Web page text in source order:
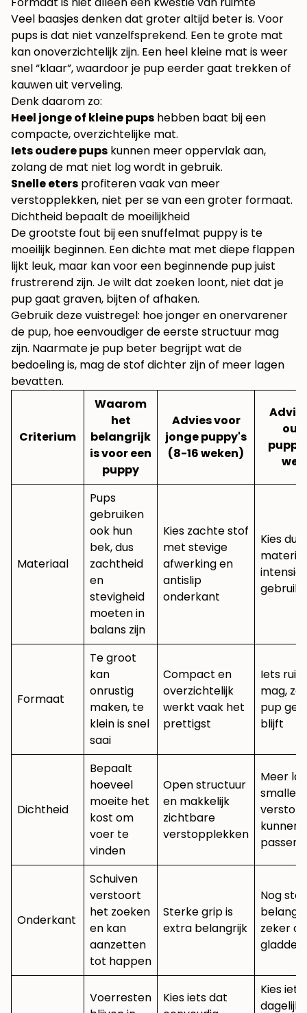
Veel baasjes denken dat groter altijd beter is. Voor
pups is dat niet vanzelfsprekend. Een te grote mat
kan onoverzichtelijk zijn. Een heel kleine mat is weer
snel “klaar”, waardoor je pup eerder gaat trekken of
kauwen uit verveling.
Denk daarom zo:
Heel jonge of kleine pups hebben baat bij een
compacte, overzichtelijke mat.
Iets oudere pups kunnen meer oppervlak aan,
zolang de mat niet log wordt in gebruik.
Snelle eters profiteren vaak van meer
verstopplekken, niet per se van een groter formaat.
Dichtheid bepaalt de moeilijkheid
De grootste fout bij een snuffelmat puppy is te
moeilijk beginnen. Een dichte mat met diepe flappen
lijkt leuk, maar kan voor een beginnende pup juist
frustrerend zijn. Je wilt dat zoeken loont, niet dat je
pup gaat graven, bijten of afhaken.
Gebruik deze vuistregel: hoe jonger en onervarener
de pup, hoe eenvoudiger de eerste structuur mag
zijn. Naarmate je pup beter begrijpt wat de
bedoeling is, mag de stof dichter zijn of meer lagen
bevatten.
Criterium
Waarom
het
belangrijk
is voor een
puppy
Advies voor
jonge puppy's
(8-16 weken)
Materiaal
Pups
gebruiken
ook hun
bek, dus
zachtheid
en
stevigheid
moeten in
balans zijn
Kies zachte stof
met stevige
afwerking en
antislip
onderkant
Kies
gebruik
Formaat
Te groot
kan
onrustig
maken, te
klein is snel
saai
Compact en
overzichtelijk
werkt vaak het
prettigst
Iets
mag,
pup
blijft
Dichtheid
Bepaalt
hoeveel
moeite het
kost om
voer te
vinden
Open structuur
en makkelijk
zichtbare
verstopplekken
Meer
smallere
kunnen
Onderkant
Schuiven
verstoort
het zoeken
en kan
aanzetten
tot happen
Sterke grip is
extra belangrijk
Nog
zeker op
gladde
Voerresten
Kies iets dat
Kies
dagelijks